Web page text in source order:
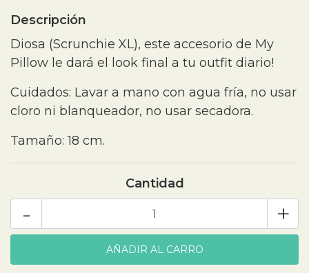
Descripción
Diosa (Scrunchie XL), este accesorio de My
Pillow le dará el look final a tu outfit diario!
Cuidados: Lavar a mano con agua fría, no usar
cloro ni blanqueador, no usar secadora.
Tamaño: 18 cm.
Cantidad
+
-